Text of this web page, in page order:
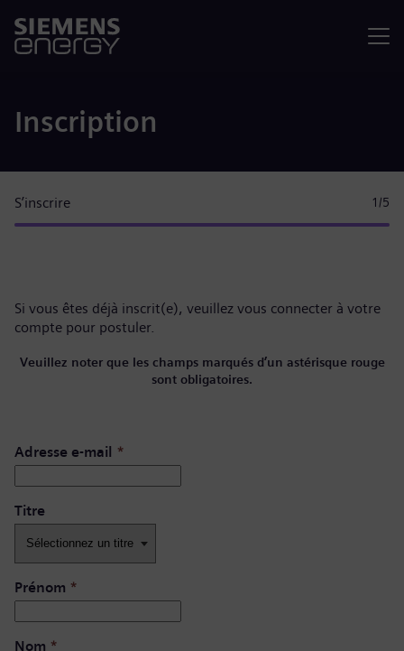
Inscription
S’inscrire 1 /5
Si vous êtes déjà inscrit(e), veuillez vous connecter à votre
compte pour postuler.
Veuillez noter que les champs marqués d’un astérisque rouge
sont obligatoires.
Adresse e-mail *
Titre
Prénom *
Nom *